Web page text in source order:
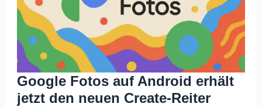
Google Fotos auf Android erhält
jetzt den neuen Create-Reiter